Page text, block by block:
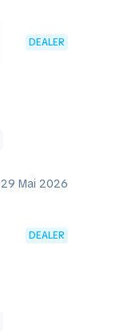
DEALER
29 Mai 2026
DEALER